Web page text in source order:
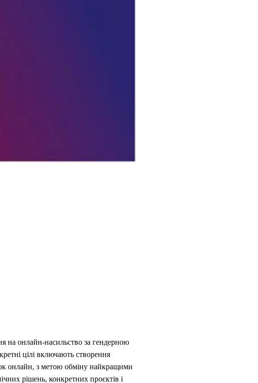
на онлайн-насильство за гендерною
цілі включають створення
онлайн, з метою обміну найкращими
рішень, конкретних проєктів і